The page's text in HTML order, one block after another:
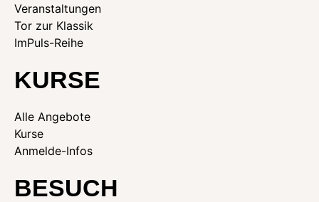
Veranstaltungen
Tor zur Klassik
ImPuls-Reihe
KURSE
Alle Angebote
Kurse
Anmelde-Infos
BESUCH